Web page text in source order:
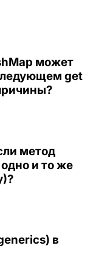
может
get
метод
и то же
в